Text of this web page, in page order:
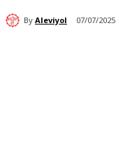
By Aleviyol 07/07/2025